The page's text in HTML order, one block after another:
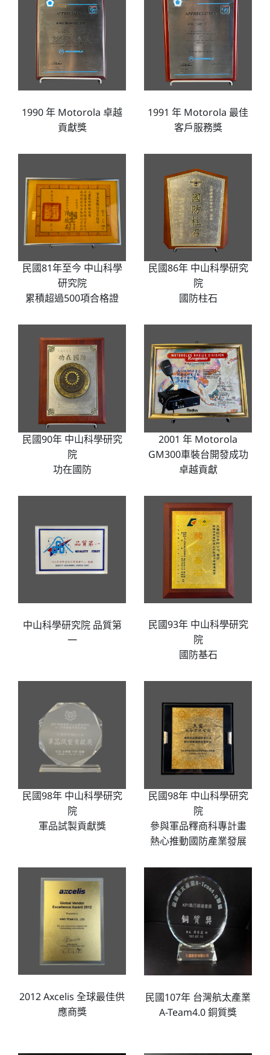
1990 年 Motorola 卓越
貢獻獎
1991 年 Motorola 最佳
客戶服務獎
民國81年至今 中山科學
研究院
累積超過500項合格證
民國86年 中山科學研究
院
國防柱石
民國90年 中山科學研究
院
功在國防
2001 年 Motorola
GM300車裝台開發成功
卓越貢獻
中山科學研究院 品質第
一
民國93年 中山科學研究
院
國防基石
民國98年 中山科學研究
院
軍品試製貢獻獎
民國98年 中山科學研究
院
參與軍品釋商科專計畫
熱心推動國防產業發展
2012 Axcelis 全球最佳供
應商獎
民國107年 台灣航太產業
A-Team4.0 銅質獎